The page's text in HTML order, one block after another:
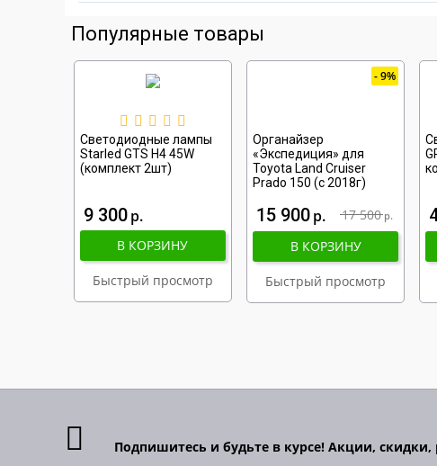
Популярные товары
Светодиодные лампы
Starled GTS H4 45W
(комплект 2шт)
9 300р
В КОРЗИНУ
Быстрый просмотр
9%
Органайзер
«Экспедиция» для
Toyota Land Cruiser
Prado 150 (с 2018г)
17 500 р
15 900р
В КОРЗИНУ
Быстрый просмотр
Подпишитесь и будьте в курсе! Акции,